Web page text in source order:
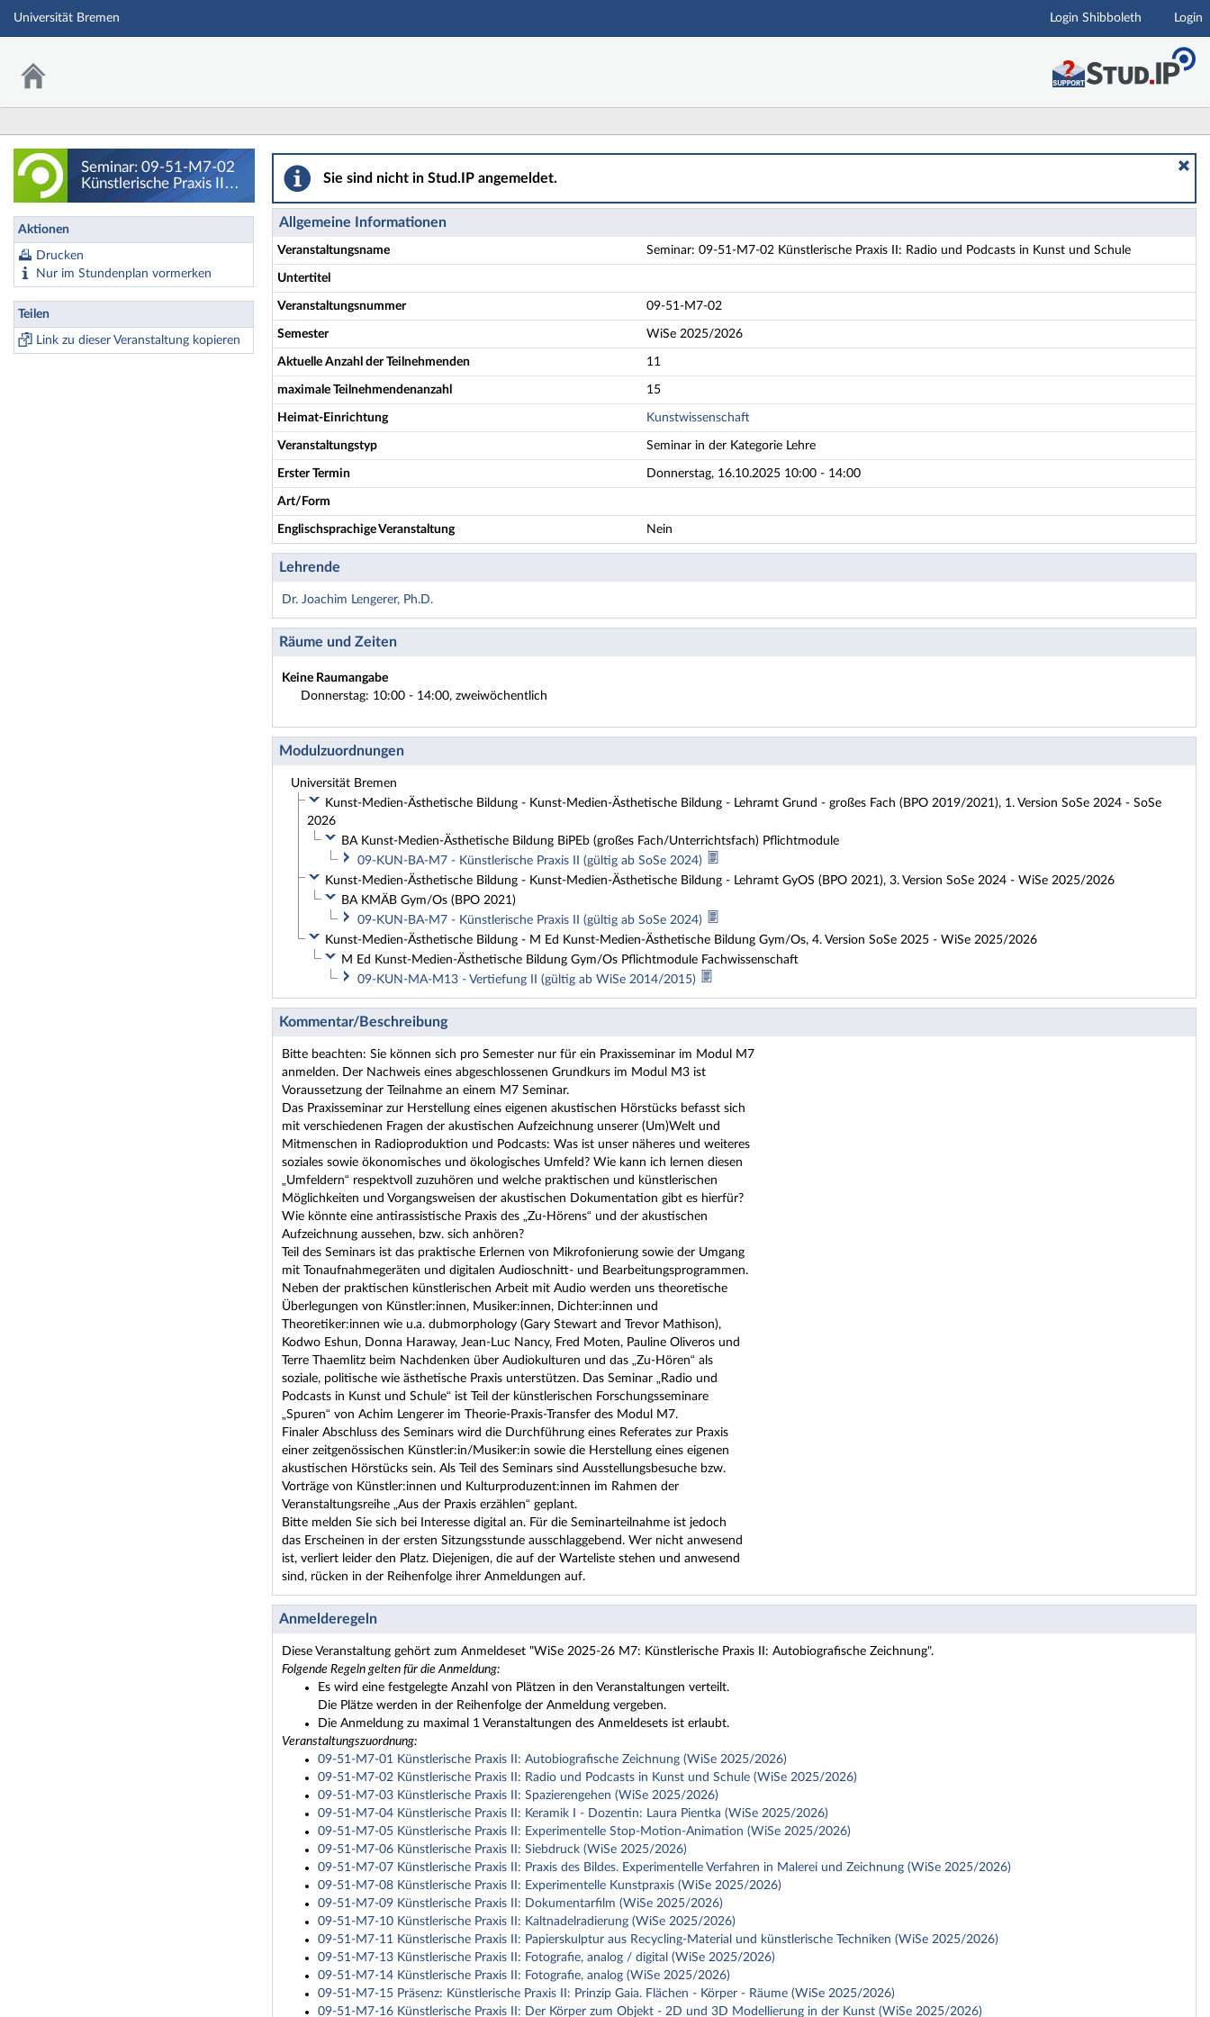
Hauptnavigation
Universität Bremen Login Shibboleth Login
Seminar: 09-51-M7-02
Künstlerische Praxis II:
Radio und Podcasts in
Kunst und Schule -
Aktionen
Drucken
Nur im Stundenplan vormerken
Teilen
Link zu dieser Veranstaltung kopieren
Seminar: 09-51-M7-02 Künstlerische Praxis II: Radio und Podcasts in Kunst und Schule - Details
Sie sind nicht in Stud.IP angemeldet.
Allgemeine Informationen
Veranstaltungsname Seminar: 09-51-M7-02 Künstlerische Praxis II: Radio und Podcasts in Kunst und Schule
Untertitel
Veranstaltungsnummer 09-51-M7-02
Semester WiSe 2025/2026
Aktuelle Anzahl der Teilnehmenden 11
maximale Teilnehmendenanzahl 15
Heimat-Einrichtung Kunstwissenschaft
Veranstaltungstyp Seminar in der Kategorie Lehre
Erster Termin Donnerstag, 16.10.2025 10:00 - 14:00
Art/Form
Englischsprachige Veranstaltung Nein
Lehrende
Dr. Joachim Lengerer, Ph.D.
Räume und Zeiten
Keine Raumangabe
Donnerstag: 10:00 - 14:00, zweiwöchentlich
Modulzuordnungen
Universität Bremen
Kunst-Medien-Ästhetische Bildung - Kunst-Medien-Ästhetische Bildung - Lehramt Grund - großes Fach (BPO 2019/2021), 1. Version SoSe 2024 - SoSe
2026
BA Kunst-Medien-Ästhetische Bildung BiPEb (großes Fach/Unterrichtsfach) Pflichtmodule
09-KUN-BA-M7 - Künstlerische Praxis II (gültig ab SoSe 2024)
Kunst-Medien-Ästhetische Bildung - Kunst-Medien-Ästhetische Bildung - Lehramt GyOS (BPO 2021), 3. Version SoSe 2024 - WiSe 2025/2026
BA KMÄB Gym/Os (BPO 2021)
09-KUN-BA-M7 - Künstlerische Praxis II (gültig ab SoSe 2024)
Kunst-Medien-Ästhetische Bildung - M Ed Kunst-Medien-Ästhetische Bildung Gym/Os, 4. Version SoSe 2025 - WiSe 2025/2026
M Ed Kunst-Medien-Ästhetische Bildung Gym/Os Pflichtmodule Fachwissenschaft
09-KUN-MA-M13 - Vertiefung II (gültig ab WiSe 2014/2015)
Kommentar/Beschreibung
Bitte beachten: Sie können sich pro Semester nur für ein Praxisseminar im Modul M7
anmelden. Der Nachweis eines abgeschlossenen Grundkurs im Modul M3 ist
Voraussetzung der Teilnahme an einem M7 Seminar.
Das Praxisseminar zur Herstellung eines eigenen akustischen Hörstücks befasst sich
mit verschiedenen Fragen der akustischen Aufzeichnung unserer (Um)Welt und
Mitmenschen in Radioproduktion und Podcasts: Was ist unser näheres und weiteres
soziales sowie ökonomisches und ökologisches Umfeld? Wie kann ich lernen diesen
„Umfeldern“ respektvoll zuzuhören und welche praktischen und künstlerischen
Möglichkeiten und Vorgangsweisen der akustischen Dokumentation gibt es hierfür?
Wie könnte eine antirassistische Praxis des „Zu-Hörens“ und der akustischen
Aufzeichnung aussehen, bzw. sich anhören?
Teil des Seminars ist das praktische Erlernen von Mikrofonierung sowie der Umgang
mit Tonaufnahmegeräten und digitalen Audioschnitt- und Bearbeitungsprogrammen.
Neben der praktischen künstlerischen Arbeit mit Audio werden uns theoretische
Überlegungen von Künstler:innen, Musiker:innen, Dichter:innen und
Theoretiker:innen wie u.a. dubmorphology (Gary Stewart and Trevor Mathison),
Kodwo Eshun, Donna Haraway, Jean-Luc Nancy, Fred Moten, Pauline Oliveros und
Terre Thaemlitz beim Nachdenken über Audiokulturen und das „Zu-Hören“ als
soziale, politische wie ästhetische Praxis unterstützen. Das Seminar „Radio und
Podcasts in Kunst und Schule“ ist Teil der künstlerischen Forschungsseminare
„Spuren“ von Achim Lengerer im Theorie-Praxis-Transfer des Modul M7.
Finaler Abschluss des Seminars wird die Durchführung eines Referates zur Praxis
einer zeitgenössischen Künstler:in/Musiker:in sowie die Herstellung eines eigenen
akustischen Hörstücks sein. Als Teil des Seminars sind Ausstellungsbesuche bzw.
Vorträge von Künstler:innen und Kulturproduzent:innen im Rahmen der
Veranstaltungsreihe „Aus der Praxis erzählen“ geplant.
Bitte melden Sie sich bei Interesse digital an. Für die Seminarteilnahme ist jedoch
das Erscheinen in der ersten Sitzungsstunde ausschlaggebend. Wer nicht anwesend
ist, verliert leider den Platz. Diejenigen, die auf der Warteliste stehen und anwesend
sind, rücken in der Reihenfolge ihrer Anmeldungen auf.
Anmelderegeln
Diese Veranstaltung gehört zum Anmeldeset "WiSe 2025-26 M7: Künstlerische Praxis II: Autobiografische Zeichnung".
Folgende Regeln gelten für die Anmeldung:
Es wird eine festgelegte Anzahl von Plätzen in den Veranstaltungen verteilt.
Die Plätze werden in der Reihenfolge der Anmeldung vergeben.
Die Anmeldung zu maximal 1 Veranstaltungen des Anmeldesets ist erlaubt.
Veranstaltungszuordnung:
09-51-M7-01 Künstlerische Praxis II: Autobiografische Zeichnung (WiSe 2025/2026)
09-51-M7-02 Künstlerische Praxis II: Radio und Podcasts in Kunst und Schule (WiSe 2025/2026)
09-51-M7-03 Künstlerische Praxis II: Spazierengehen (WiSe 2025/2026)
09-51-M7-04 Künstlerische Praxis II: Keramik I - Dozentin: Laura Pientka (WiSe 2025/2026)
09-51-M7-05 Künstlerische Praxis II: Experimentelle Stop-Motion-Animation (WiSe 2025/2026)
09-51-M7-06 Künstlerische Praxis II: Siebdruck (WiSe 2025/2026)
09-51-M7-07 Künstlerische Praxis II: Praxis des Bildes. Experimentelle Verfahren in Malerei und Zeichnung (WiSe 2025/2026)
09-51-M7-08 Künstlerische Praxis II: Experimentelle Kunstpraxis (WiSe 2025/2026)
09-51-M7-09 Künstlerische Praxis II: Dokumentarfilm (WiSe 2025/2026)
09-51-M7-10 Künstlerische Praxis II: Kaltnadelradierung (WiSe 2025/2026)
09-51-M7-11 Künstlerische Praxis II: Papierskulptur aus Recycling-Material und künstlerische Techniken (WiSe 2025/2026)
09-51-M7-13 Künstlerische Praxis II: Fotografie, analog / digital (WiSe 2025/2026)
09-51-M7-14 Künstlerische Praxis II: Fotografie, analog (WiSe 2025/2026)
09-51-M7-15 Präsenz: Künstlerische Praxis II: Prinzip Gaia. Flächen - Körper - Räume (WiSe 2025/2026)
09-51-M7-16 Künstlerische Praxis II: Der Körper zum Objekt - 2D und 3D Modellierung in der Kunst (WiSe 2025/2026)